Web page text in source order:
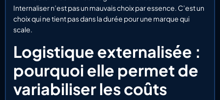
Internaliser n’est pas un mauvais choix par essence. C’est un
choix qui ne tient pas dans la durée pour une marque qui
scale.
Logistique externalisée :
pourquoi elle permet de
variabiliser les coûts